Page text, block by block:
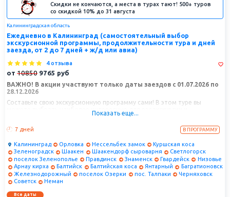
Скидки не кончаются, а места в турах тают! 500+ туров
со скидкой 10% до 31 августа
Калининградская область
Ежедневно в Калининград (самостоятельный выбор
экскурсионной программы, продолжительности тура и дней
заезда, от 2 до 7 дней + ж/д или авиа)
4 отзыва
от 10850 9765 руб
ВАЖНО! В акции участвуют только даты заездов с 01.07.2026 по
28.12.2026
Составьте свою экскурсионную программу сами! В этом туре вы
можете выбрать наиболее интересные для вас экскурсии и
отправиться в Калининград в удобную для вас дату.
Показать еще...
7 дней В ПРОГРАММУ
Калининград Орловка Нессельбек замок
Куршская коса
Зеленоградск
Шаакен Шаакендорф сыроварня
Светлогорск
поселок Зеленополье
Правдинск Знаменск Гвардейск
Низовье
Арнау кирха
Балтийск Балтийская коса Янтарный
Багратионовск
Железнодорожный
поселок Озерки пос. Талпаки
Черняховск
Советск
Неман
Все даты